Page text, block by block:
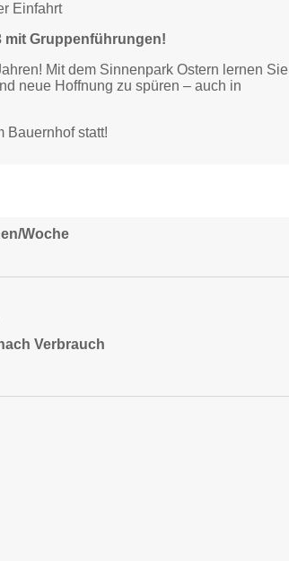
Einfahrt
mit Gruppenführungen!
Mit dem Sinnenpark Ostern lernen Sie
neue Hoffnung zu spüren – auch in
Bauernhof statt!
Woche
Verbrauch